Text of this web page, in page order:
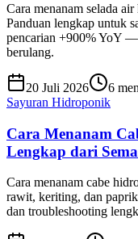
Cara menanam selada
Panduan lengkap untuk
pencarian +900% YoY —
berulang.
20 Juli 2026
6
Sayuran Hidroponik
Cara Menanam
Lengkap dari
Cara menanam cabe
rawit, keriting, dan
dan troubleshooting